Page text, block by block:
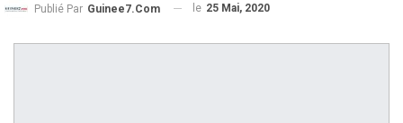
Publié Par Guinee7.com le 25 Mai, 2020